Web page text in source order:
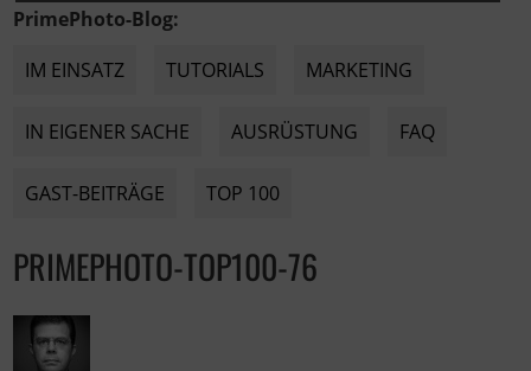
PrimePhoto-Blog:
IM EINSATZ
TUTORIALS MARKETING
IN EIGENER SACHE AUSRÜSTUNG FAQ
GAST-BEITRÄGE TOP 100
PRIMEPHOTO-TOP100-76